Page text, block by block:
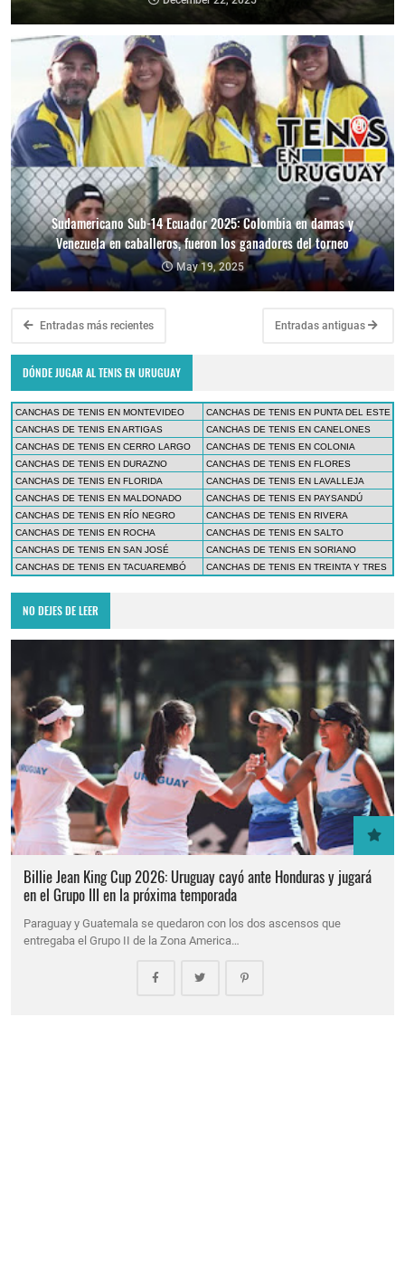
Sudamericano Sub-14 Ecuador 2025: Colombia en damas y
Venezuela en caballeros, fueron los ganadores del torneo
May 19, 2025
Entradas más recientes Entradas antiguas
DÓNDE JUGAR AL TENIS EN URUGUAY
CANCHAS DE TENIS EN MONTEVIDEO
CANCHAS DE TENIS EN PUNTA DEL ESTE
CANCHAS DE TENIS EN ARTIGAS
CANCHAS DE TENIS EN CANELONES
CANCHAS DE TENIS EN CERRO LARGO
CANCHAS DE TENIS EN COLONIA
CANCHAS DE TENIS EN DURAZNO
CANCHAS DE TENIS EN FLORES
CANCHAS DE TENIS EN FLORIDA
CANCHAS DE TENIS EN LAVALLEJA
CANCHAS DE TENIS EN MALDONADO
CANCHAS DE TENIS EN PAYSANDÚ
CANCHAS DE TENIS EN RÍO NEGRO
CANCHAS DE TENIS EN RIVERA
CANCHAS DE TENIS EN ROCHA
CANCHAS DE TENIS EN SALTO
CANCHAS DE TENIS EN SAN JOSÉ
CANCHAS DE TENIS EN SORIANO
CANCHAS DE TENIS EN TACUAREMBÓ
CANCHAS DE TENIS EN TREINTA Y TRES
NO DEJES DE LEER
Billie Jean King Cup 2026: Uruguay cayó ante Honduras y jugará
en el Grupo III en la próxima temporada
Paraguay y Guatemala se quedaron con los dos ascensos que
entregaba el Grupo II de la Zona America…